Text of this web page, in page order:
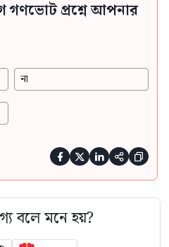
গণভোট প্রশ্নে আপনার
না
    
বলে মনে হয়?